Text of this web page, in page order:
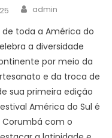
Author
admin
toda a América do
a diversidade
por meio da
e da troca de
sua primeira edição
América do Sul é
Corumbá com o